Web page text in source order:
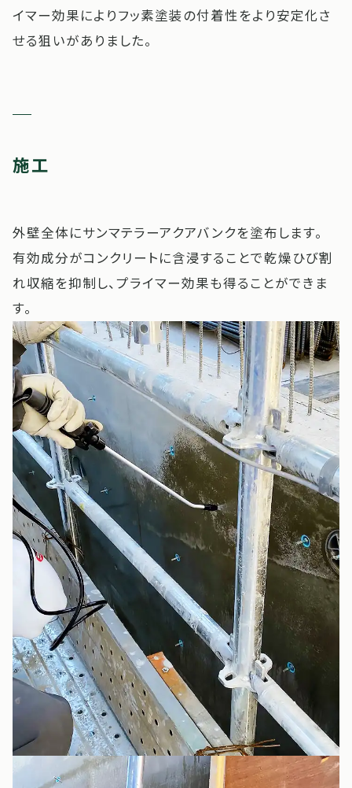
イマー効果によりフッ素塗装の付着性をより安定化さ
せる狙いがありました。
施工
外壁全体にサンマテラーアクアバンクを塗布します。
有効成分がコンクリートに含浸することで乾燥ひび割
れ収縮を抑制し、プライマー効果も得ることができま
す。